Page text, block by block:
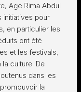
Age Rima Abdul
initiatives pour
en particulier les
ont été
et les festivals,
culture. De
dans les
la